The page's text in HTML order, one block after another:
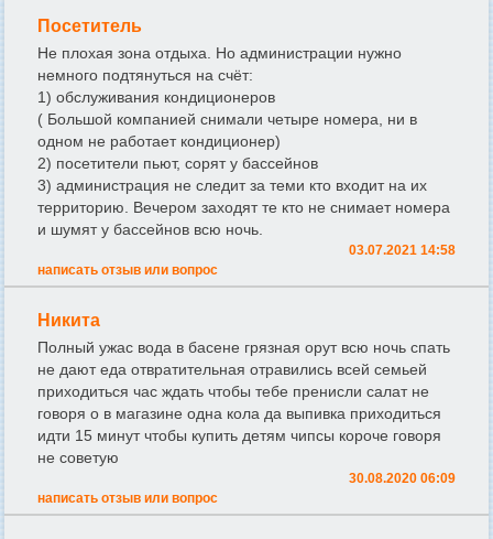
Посетитель
Не плохая зона отдыха. Но администрации нужно
немного подтянуться на счёт:
1) обслуживания кондиционеров
( Большой компанией снимали четыре номера, ни в
одном не работает кондиционер)
2) посетители пьют, сорят у бассейнов
3) администрация не следит за теми кто входит на их
территорию. Вечером заходят те кто не снимает номера
и шумят у бассейнов всю ночь.
03.07.2021 14:58
написать отзыв или вопрос
Никита
Полный ужас вода в басене грязная орут всю ночь спать
не дают еда отвратительная отравились всей семьей
приходиться час ждать чтобы тебе пренисли салат не
говоря о в магазине одна кола да выпивка приходиться
идти 15 минут чтобы купить детям чипсы короче говоря
не советую
30.08.2020 06:09
написать отзыв или вопрос